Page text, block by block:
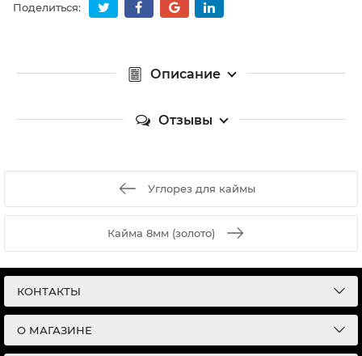
Поделиться:
Описание
Отзывы
Углорез для каймы
Кайма 8мм (золото)
КОНТАКТЫ
О МАГАЗИНЕ